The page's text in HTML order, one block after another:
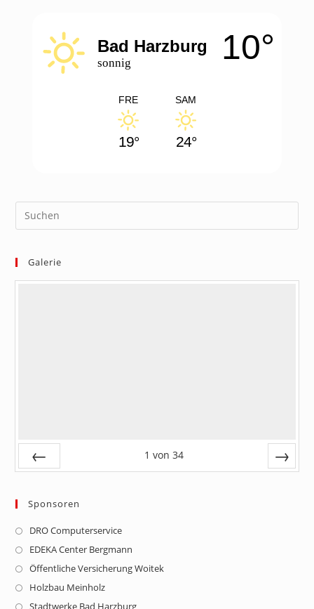
new
tab
Bad Harzburg
sonnig 10°
FRE
19°
SAM
24°
Galerie
1 von 34
Sponsoren
DRO ComputerserviceOpens
in
a
EDEKA Center Bergmann
in
new
Öffentliche Versicherung WoitekOpens
Holzbau MeinholzOpens
in
Stadtwerke Bad Harzburg